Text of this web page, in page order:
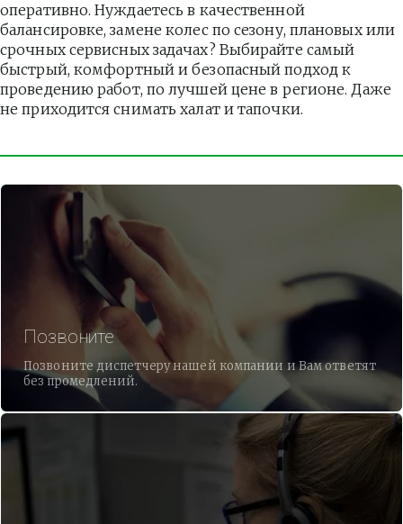
оперативно. Нуждаетесь в качественной
балансировке, замене колес по сезону, плановых или
срочных сервисных задачах? Выбирайте самый
быстрый, комфортный и безопасный подход к
проведению работ, по лучшей цене в регионе. Даже
не приходится снимать халат и тапочки.
Позвоните
Позвоните диспетчеру нашей компании и Вам ответят
без промедлений.